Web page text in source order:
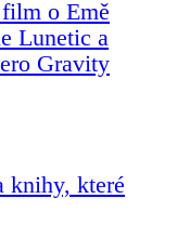
o Emě
Lunetic a
Gravity
knihy, které